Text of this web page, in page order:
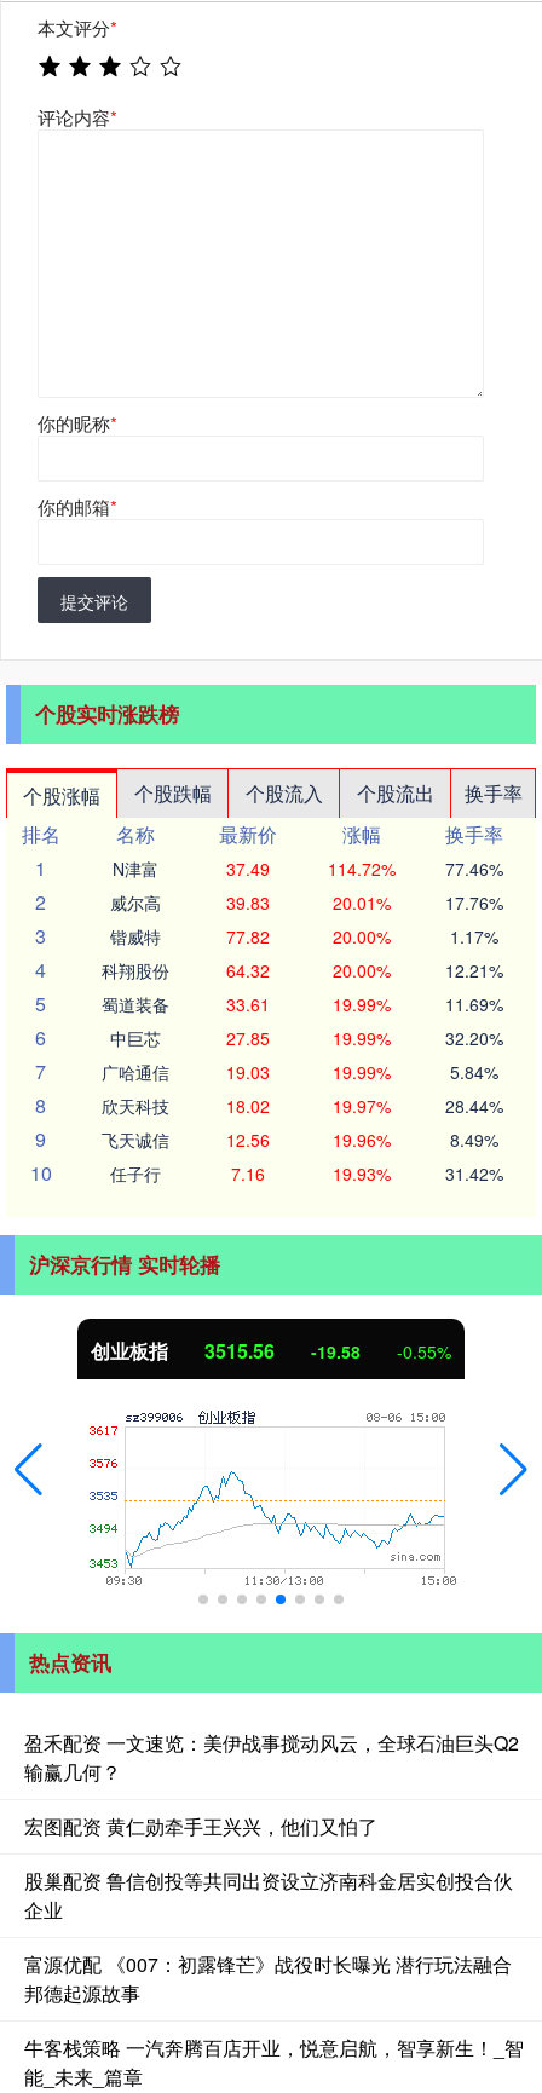
本文评分*
评论内容*
你的昵称*
你的邮箱*
提交评论
个股实时涨跌榜
个股涨幅 个股跌幅 个股流入 个股流出
换手率
排名
名称 最新价 涨幅
换手率
1
N津富 37.49 114.72% 77.46%
2 威尔高 39.83 20.01% 17.76%
3 锴威特 77.82 20.00% 1.17%
4 科翔股份 64.32 20.00% 12.21%
5 蜀道装备 33.61 19.99% 11.69%
6 中巨芯 27.85 19.99% 32.20%
7 广哈通信 19.03 19.99% 5.84%
8 欣天科技 18.02 19.97% 28.44%
9 飞天诚信 12.56 19.96% 8.49%
10 任子行 7.16 19.93% 31.42%
沪深京行情 实时轮播
创业板指 3515.56 -19.58 -0.55%
热点资讯
盈禾配资 一文速览：美伊战事搅动风云，全球石油巨头Q2
输赢几何？
宏图配资 黄仁勋牵手王兴兴，他们又怕了
股巢配资 鲁信创投等共同出资设立济南科金居实创投合伙
企业
富源优配 《007：初露锋芒》战役时长曝光 潜行玩法融合
邦德起源故事
牛客栈策略 一汽奔腾百店开业，悦意启航，智享新生！_智
能_未来_篇章